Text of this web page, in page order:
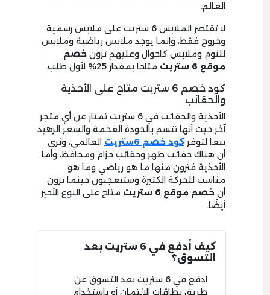
العالم.
لا تقتصر الملابس 6 ستريت على ملابس رسمية
وخروج فقط، وإنما يوجد ملابس رياضية وملابس
للنوم وملابس كاجوال وعليهم ترون خصم
موقع 6 ستريت
متاحا بمقدار 25% لأول طلب.
كود خصم 6 ستريت متاح على الأحذية
والحقائب
الأحذية والحقائب في 6 ستريت تمتاز عن أي متجر
آخر حيث أنها تتسم بالجودة الفخمة والسعر الزهيد
تبعا لتوفر كود خصم 6ستريت
العالمي، ونرى
أن هناك حقائب ظهر وحقائب حزام ومحافظ، وأما
الأحذية فترون منها ما هو رياضي وما هو
مناسب للحركة الكثيرة وستتعجبون حينما ترون
أن خصم موقع 6 ستريت
متاح على النوع الأخير
أيضًا.
كيف أدفع في 6 ستريت بعد
التسوق؟
ادفع في 6 ستريت بعد التسوق عن
طريق بطاقات الائتمان أو باستخدام